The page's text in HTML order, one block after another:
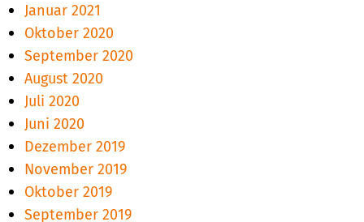
Januar 2021
Oktober 2020
September 2020
August 2020
Juli 2020
Juni 2020
Dezember 2019
November 2019
Oktober 2019
September 2019